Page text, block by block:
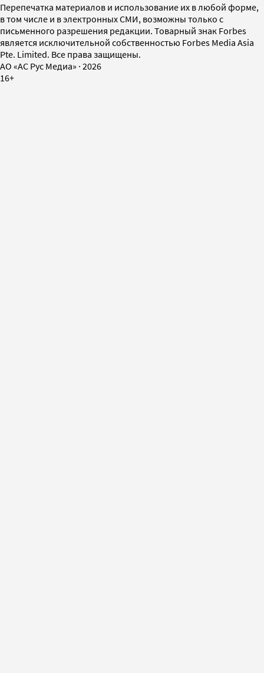
Перепечатка материалов и использование их в любой форме,
в том числе и в электронных СМИ, возможны только с
письменного разрешения редакции. Товарный знак Forbes
является исключительной собственностью Forbes Media Asia
Pte. Limited. Все права защищены.
AO «АС Рус Медиа» · 2026
16+